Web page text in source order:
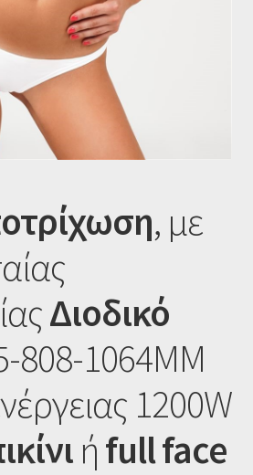
, με
Διοδικό
808-1064MM
1200W
ήfull face